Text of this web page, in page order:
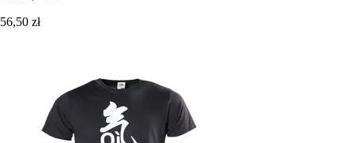
56,50 zł